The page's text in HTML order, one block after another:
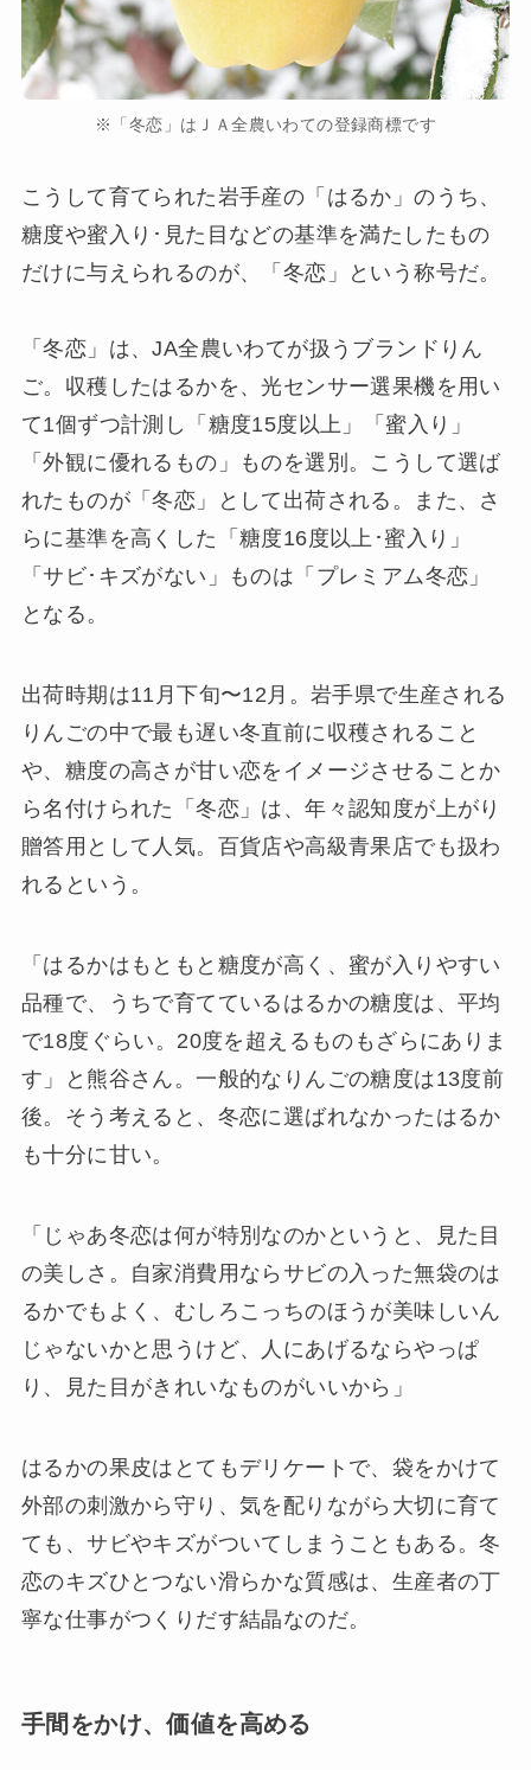
※「冬恋」はＪＡ全農いわての登録商標です
こうして育てられた岩手産の「はるか」のうち、
糖度や蜜入り･見た目などの基準を満たしたもの
だけに与えられるのが、「冬恋」という称号だ。
「冬恋」は、JA全農いわてが扱うブランドりん
ご。収穫したはるかを、光センサー選果機を用い
て1個ずつ計測し「糖度15度以上」「蜜入り」
「外観に優れるもの」ものを選別。こうして選ば
れたものが「冬恋」として出荷される。また、さ
らに基準を高くした「糖度16度以上･蜜入り」
「サビ･キズがない」ものは「プレミアム冬恋」
となる。
出荷時期は11月下旬〜12月。岩手県で生産される
りんごの中で最も遅い冬直前に収穫されること
や、糖度の高さが甘い恋をイメージさせることか
ら名付けられた「冬恋」は、年々認知度が上がり
贈答用として人気。百貨店や高級青果店でも扱わ
れるという。
「はるかはもともと糖度が高く、蜜が入りやすい
品種で、うちで育てているはるかの糖度は、平均
で18度ぐらい。20度を超えるものもざらにありま
す」と熊谷さん。一般的なりんごの糖度は13度前
後。そう考えると、冬恋に選ばれなかったはるか
も十分に甘い。
「じゃあ冬恋は何が特別なのかというと、見た目
の美しさ。自家消費用ならサビの入った無袋のは
るかでもよく、むしろこっちのほうが美味しいん
じゃないかと思うけど、人にあげるならやっぱ
り、見た目がきれいなものがいいから」
はるかの果皮はとてもデリケートで、袋をかけて
外部の刺激から守り、気を配りながら大切に育て
ても、サビやキズがついてしまうこともある。冬
恋のキズひとつない滑らかな質感は、生産者の丁
寧な仕事がつくりだす結晶なのだ。
手間をかけ、価値を高める